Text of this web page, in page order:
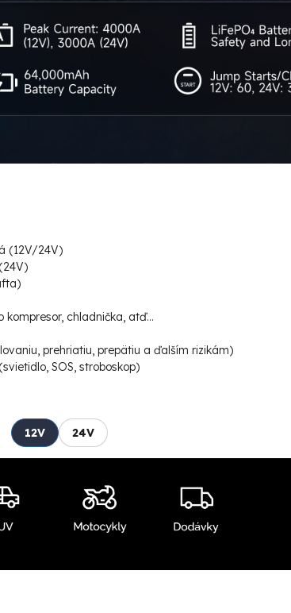
(12V/24V)
kompresor, chladnička, atď...
prehriatiu, prepätiu a ďalším rizikám)
SOS, stroboskop)
12V 24V